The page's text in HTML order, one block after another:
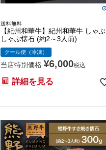
送料無料
【紀州和華牛】紀州和華牛 しゃぶ
しゃぶ懐石 (約2～3人前)
クール便（冷凍）
当店特別価格 ¥6,000税込
詳細を見る